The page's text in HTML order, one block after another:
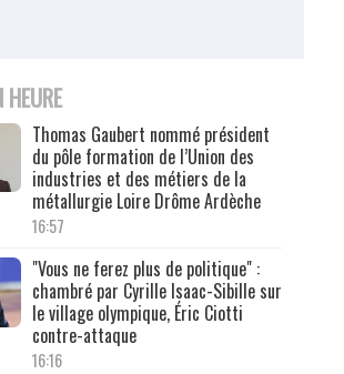
HEURE
Thomas Gaubert nommé président
du pôle formation de l’Union des
industries et des métiers de la
métallurgie Loire Drôme Ardèche
16:57
"Vous ne ferez plus de politique" :
chambré par Cyrille Isaac-Sibille sur
le village olympique, Éric Ciotti
contre-attaque
16:16